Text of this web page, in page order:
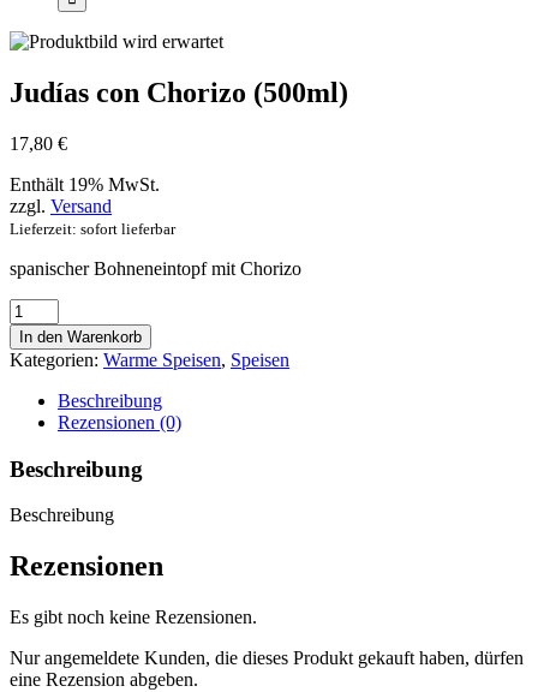
Judías con Chorizo (500ml)
17,80 €
Enthält 19% MwSt.
zzgl. Versand
Lieferzeit: sofort lieferbar
spanischer Bohneneintopf mit Chorizo
Judías
con
Chorizo
(500ml)
Menge
In den Warenkorb
Kategorien: Warme Speisen, Speisen
Beschreibung
Rezensionen (0)
Beschreibung
Beschreibung
Rezensionen
Es gibt noch keine Rezensionen.
Nur angemeldete Kunden, die dieses Produkt gekauft haben, dürfen
eine Rezension abgeben.